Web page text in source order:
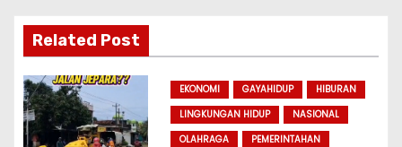
i
o
n
Related Post
EKONOMI GAYAHIDUP
HIBURAN
LINGKUNGAN HIDUP
NASIONAL
OLAHRAGA
PEMERINTAHAN